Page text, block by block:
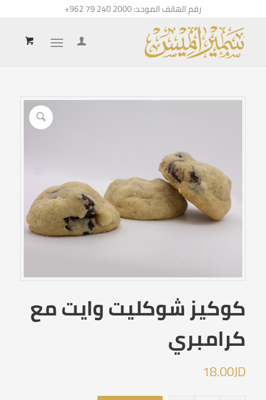
رقم الهاتف الموحد:+962 79 240 2000
كوكيز شوكليت وايت مع
كرامبري
18.00JD